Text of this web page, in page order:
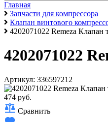
Главная
Запчасти для компрессора
Клапан винтового
4202071022 Remeza
4202071022
Артикул: 336597212
474 руб.
Сравнить